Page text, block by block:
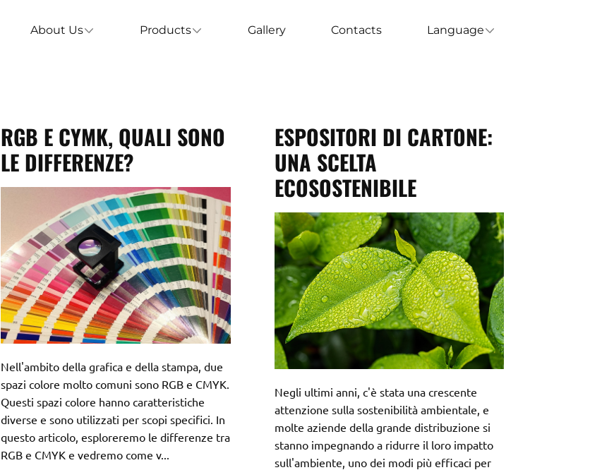
About Us Products Gallery Contacts Language
RGB E CYMK, QUALI SONO
LE DIFFERENZE?
Nell'ambito della grafica e della stampa, due
spazi colore molto comuni sono RGB e CMYK.
Questi spazi colore hanno caratteristiche
diverse e sono utilizzati per scopi specifici. In
questo articolo, esploreremo le differenze tra
RGB e CMYK e vedremo come v...
ESPOSITORI DI CARTONE:
UNA SCELTA
ECOSOSTENIBILE
Negli ultimi anni, c'è stata una crescente
attenzione sulla sostenibilità ambientale, e
molte aziende della grande distribuzione si
stanno impegnando a ridurre il loro impatto
sull'ambiente, uno dei modi più efficaci per